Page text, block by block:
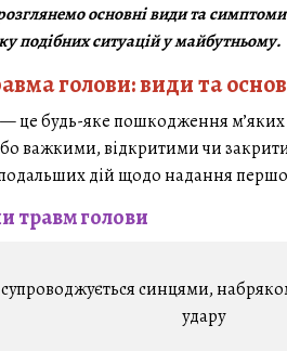
основні види та
подібних ситуацій у майбутньому.
голови: види та
це будь-яке пошкодження м’яких
важкими, відкритими чи
дій щодо надання
травм голови
супроводжується синцями,
удару